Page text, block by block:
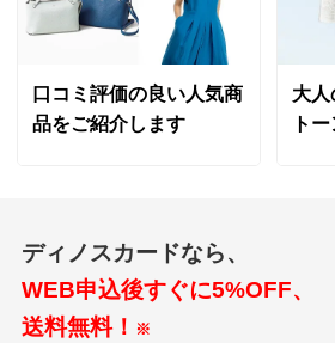
口コミ評価の良い人気商
品をご紹介します
大人
ト
ディノスカードなら、
WEB申込後すぐに5%OFF、
送料無料！ ※